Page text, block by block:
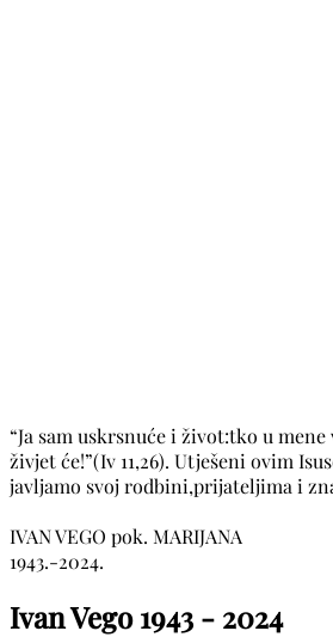
“Ja sam uskrsnuće i život:tko u
živjet će!”(Iv 11,26). Utješeni ovim
javljamo svoj rodbini,prijateljima i
IVAN VEGO pok. MARIJANA
1943.-2024.
Ivan Vego1943 - 2024